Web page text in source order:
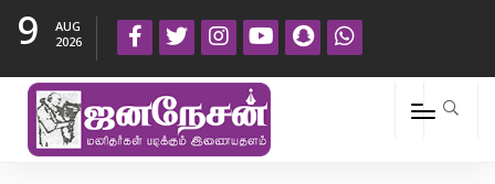
9
AUG
2026